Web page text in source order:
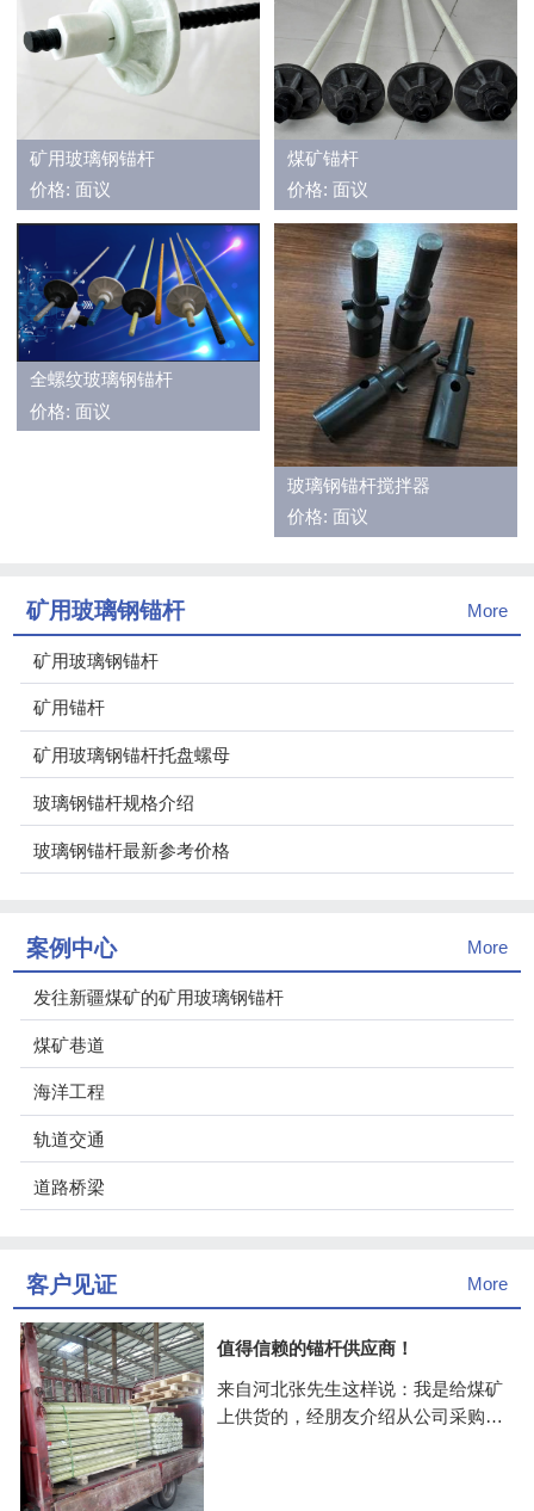
矿用玻璃钢锚杆
价格: 面议
煤矿锚杆
价格: 面议
全螺纹玻璃钢锚杆
价格: 面议
玻璃钢锚杆搅拌器
价格: 面议
矿用玻璃钢锚杆 More
矿用玻璃钢锚杆
矿用锚杆
矿用玻璃钢锚杆托盘螺母
玻璃钢锚杆规格介绍
玻璃钢锚杆最新参考价格
案例中心 More
发往新疆煤矿的矿用玻璃钢锚杆
煤矿巷道
海洋工程
轨道交通
道路桥梁
客户见证 More
值得信赖的锚杆供应商！
来自河北张先生这样说：我是给煤矿
上供货的，经朋友介绍从公司采购的